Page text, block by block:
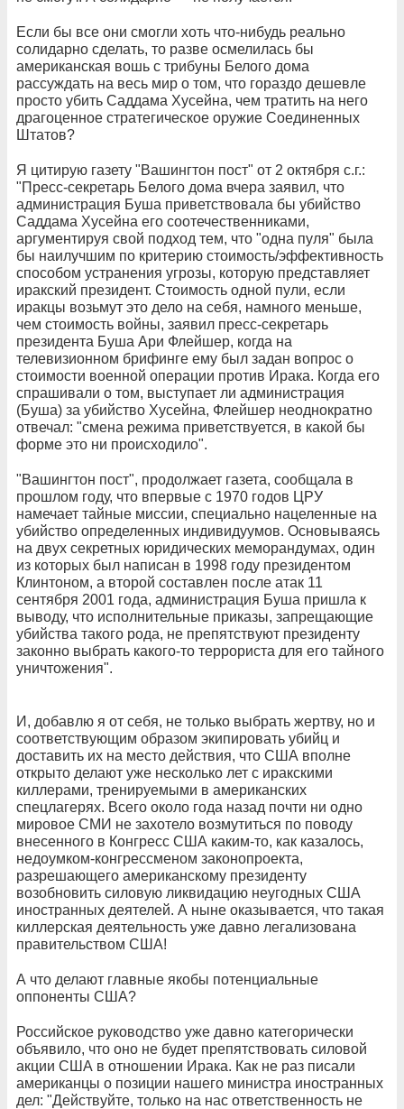
Если бы все они смогли хоть что-нибудь реально
солидарно сделать, то разве осмелилась бы
американская вошь с трибуны Белого дома
рассуждать на весь мир о том, что гораздо дешевле
просто убить Саддама Хусейна, чем тратить на него
драгоценное стратегическое оружие Соединенных
Штатов?
Я цитирую газету "Вашингтон пост" от 2 октября с.г.:
"Пресс-секретарь Белого дома вчера заявил, что
администрация Буша приветствовала бы убийство
Саддама Хусейна его соотечественниками,
аргументируя свой подход тем, что "одна пуля" была
бы наилучшим по критерию стоимость/эффективность
способом устранения угрозы, которую представляет
иракский президент. Стоимость одной пули, если
иракцы возьмут это дело на себя, намного меньше,
чем стоимость войны, заявил пресс-секретарь
президента Буша Ари Флейшер, когда на
телевизионном брифинге ему был задан вопрос о
стоимости военной операции против Ирака. Когда его
спрашивали о том, выступает ли администрация
(Буша) за убийство Хусейна, Флейшер неоднократно
отвечал: "смена режима приветствуется, в какой бы
форме это ни происходило".
"Вашингтон пост", продолжает газета, сообщала в
прошлом году, что впервые с 1970 годов ЦРУ
намечает тайные миссии, специально нацеленные на
убийство определенных индивидуумов. Основываясь
на двух секретных юридических меморандумах, один
из которых был написан в 1998 году президентом
Клинтоном, а второй составлен после атак 11
сентября 2001 года, администрация Буша пришла к
выводу, что исполнительные приказы, запрещающие
убийства такого рода, не препятствуют президенту
законно выбрать какого-то террориста для его тайного
уничтожения".
И, добавлю я от себя, не только выбрать жертву, но и
соответствующим образом экипировать убийц и
доставить их на место действия, что США вполне
открыто делают уже несколько лет с иракскими
киллерами, тренируемыми в американских
спецлагерях. Всего около года назад почти ни одно
мировое СМИ не захотело возмутиться по поводу
внесенного в Конгресс США каким-то, как казалось,
недоумком-конгрессменом законопроекта,
разрешающего американскому президенту
возобновить силовую ликвидацию неугодных США
иностранных деятелей. А ныне оказывается, что такая
киллерская деятельность уже давно легализована
правительством США!
А что делают главные якобы потенциальные
оппоненты США?
Российское руководство уже давно категорически
объявило, что оно не будет препятствовать силовой
акции США в отношении Ирака. Как не раз писали
американцы о позиции нашего министра иностранных
дел: "Действуйте, только на нас ответственность не